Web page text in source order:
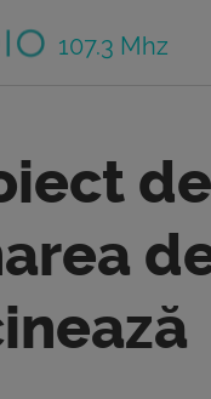
107.3 Mhz